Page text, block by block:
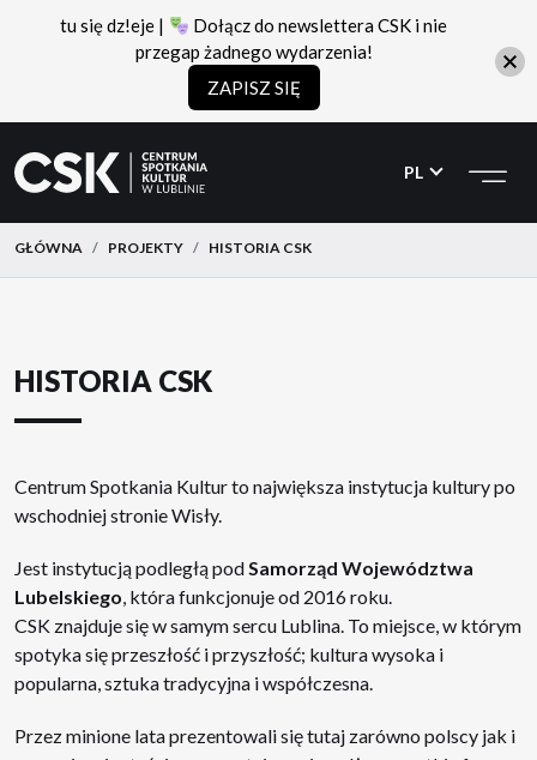
CSK
do
menu
do
treści
PL
GŁÓWNA PROJEKTY HISTORIA CSK
HISTORIA CSK
Centrum Spotkania Kultur to największa instytucja kultury po
wschodniej stronie Wisły.
Jest instytucją podległą podSamorząd Województwa
Lubelskiego, która funkcjonuje od 2016 roku.
CSK znajduje się w samym sercu Lublina. To miejsce, w którym
spotyka się przeszłość i przyszłość; kultura wysoka i
popularna, sztuka tradycyjna i współczesna.
Przez minione lata prezentowali się tutaj zarówno polscy jak i
tu się dz!eje |
Dołącz do newslettera CSK i nie
przegap żadnego wydarzenia!
ZAPISZ SIĘ